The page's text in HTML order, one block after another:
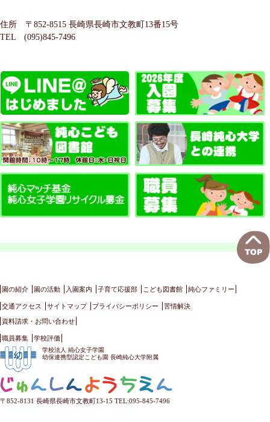
住所 〒852-8515 長崎県長崎市文教町13番15号
TEL (095)845-7496
園の紹介 園の活動 入園案内 子育て応援部 こども図書館 純心ファミリー
交通アクセス サイトマップ プライバシーポリシー 苦情解決
資料請求・お問い合わせ
職員募集 学校評価
学校法人 純心女子学園
幼保連携型認定こども園 長崎純心大学附属
〒852-8131 長崎県長崎市文教町13-15 TEL:095-845-7496